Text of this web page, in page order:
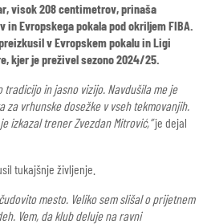
visok 208 centimetrov, prinaša
in Evropskega pokala pod okriljem FIBA.
v Evropskem pokalu in Ligi
kjer je preživel sezono 2024/25.
tradicijo in jasno vizijo. Navdušila me je
za vrhunske dosežke v vseh tekmovanjih.
izkazal trener Zvezdan Mitrović,”je dejal
tukajšnje življenje.
mesto. Veliko sem slišal o prijetnem
Vem, da klub deluje na ravni